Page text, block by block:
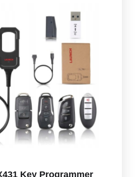
Key Programmer